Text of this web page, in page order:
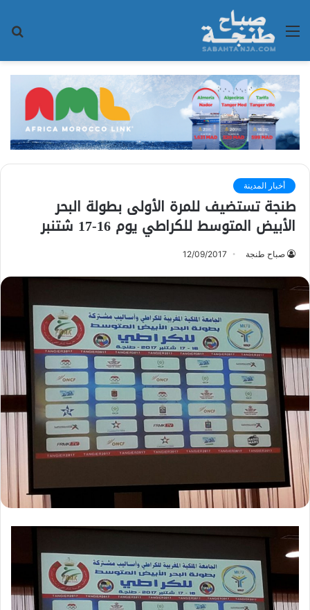
القائمة
أخبار المدينة
طنجة تستضيف للمرة الأولى بطولة البحر
الأبيض المتوسط للكراطي يوم 16-17 شتنبر
صباح طنجة 12/09/2017